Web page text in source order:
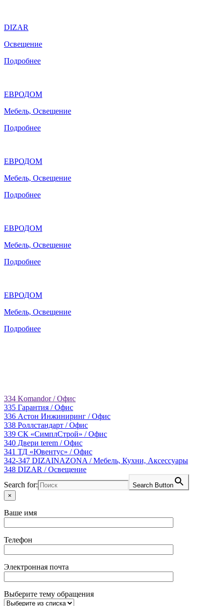
DIZAR
Освещение
Подробнее
ЕВРОДОМ
Мебель, Освещение
Подробнее
ЕВРОДОМ
Мебель, Освещение
Подробнее
ЕВРОДОМ
Мебель, Освещение
Подробнее
ЕВРОДОМ
Мебель, Освещение
Подробнее
334 Komandor/ Офис
335 Гарантия / Офис
336 Астон Инжиниринг / Офис
338 Роллстандарт / Офис
339 СК «СимплСтрой» / Офис
340 Двери terem / Офис
341 ТД «Ювентус» / Офис
342-347 DIZAINAZONA / Мебель, Кухни, Аксессуары
348 DIZAR / Освещение
Search for:
Search Button
×
Ваше имя
Телефон
Электронная почта
Выберите тему обращения